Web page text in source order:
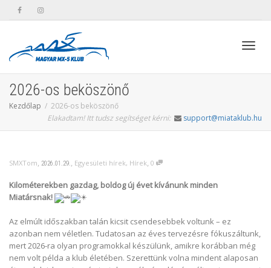
2026-os beköszönő
Kezdőlap
2026-os beköszönő
Elakadtam! Itt tudsz segítséget kérni:
support@miataklub.hu
SMXTom, 2026.01.29., Egyesületi hírek, Hírek, 0
Kilométerekben gazdag, boldog új évet kívánunk minden
Miatársnak!
Az elmúlt időszakban talán kicsit csendesebbek voltunk – ez
azonban nem véletlen. Tudatosan az éves tervezésre fókuszáltunk,
mert 2026-ra olyan programokkal készülünk, amikre korábban még
nem volt példa a klub életében. Szerettünk volna mindent alaposan